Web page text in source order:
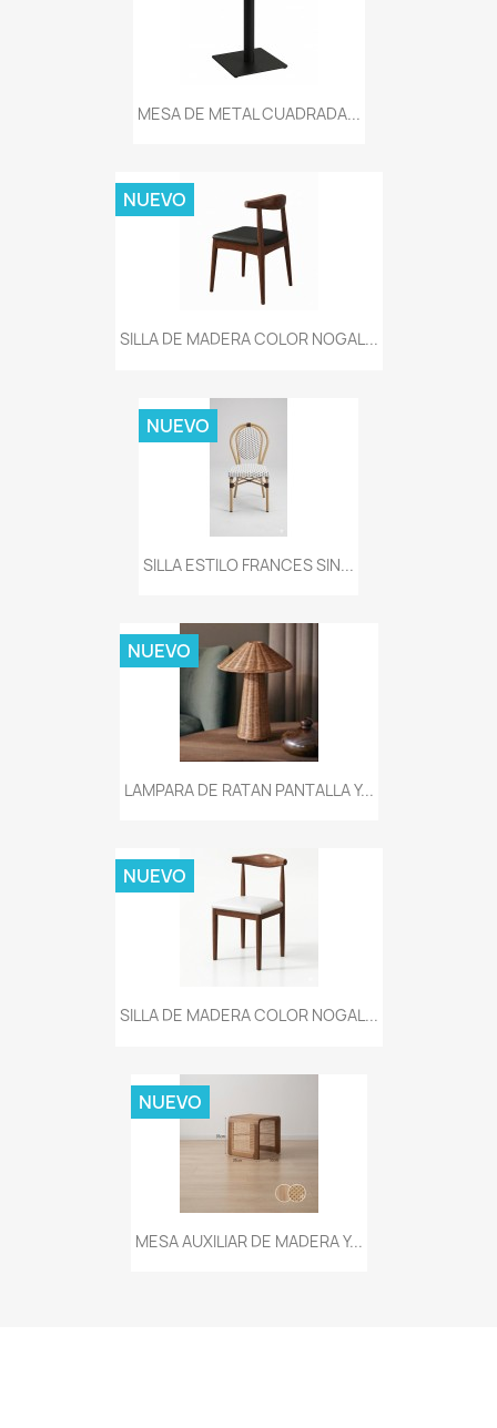
MESA DE METAL CUADRADA...
SILLA DE MADERA COLOR NOGAL...
NUEVO
SILLA ESTILO FRANCES SIN...
NUEVO
LAMPARA DE RATAN PANTALLA Y...
NUEVO
SILLA DE MADERA COLOR NOGAL...
NUEVO
MESA AUXILIAR DE MADERA Y...
NUEVO